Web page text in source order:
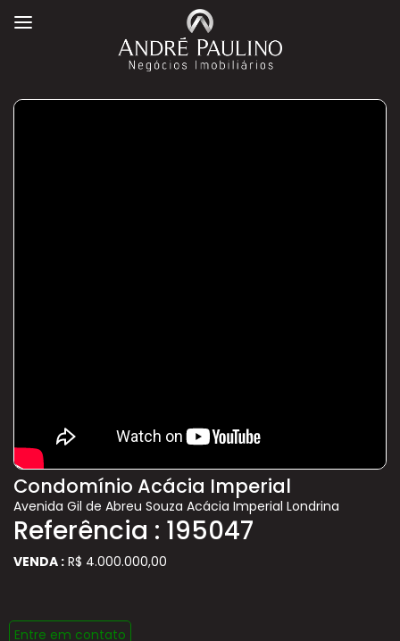
Condomínio Acácia Imperial
Avenida Gil de Abreu Souza Acácia Imperial Londrina
Referência : 195047
VENDA : R$ 4.000.000,00
Entre em contato